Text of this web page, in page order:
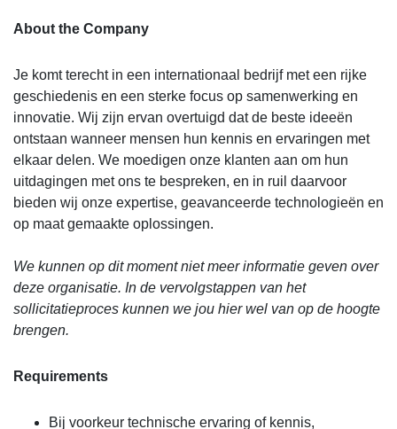
About the Company
Je komt terecht in een internationaal bedrijf met een rijke
geschiedenis en een sterke focus op samenwerking en
innovatie. Wij zijn ervan overtuigd dat de beste ideeën
ontstaan wanneer mensen hun kennis en ervaringen met
elkaar delen. We moedigen onze klanten aan om hun
uitdagingen met ons te bespreken, en in ruil daarvoor
bieden wij onze expertise, geavanceerde technologieën en
op maat gemaakte oplossingen.
We kunnen op dit moment niet meer informatie geven over
deze organisatie. In de vervolgstappen van het
sollicitatieproces kunnen we jou hier wel van op de hoogte
brengen.
Requirements
Bij voorkeur technische ervaring of kennis,